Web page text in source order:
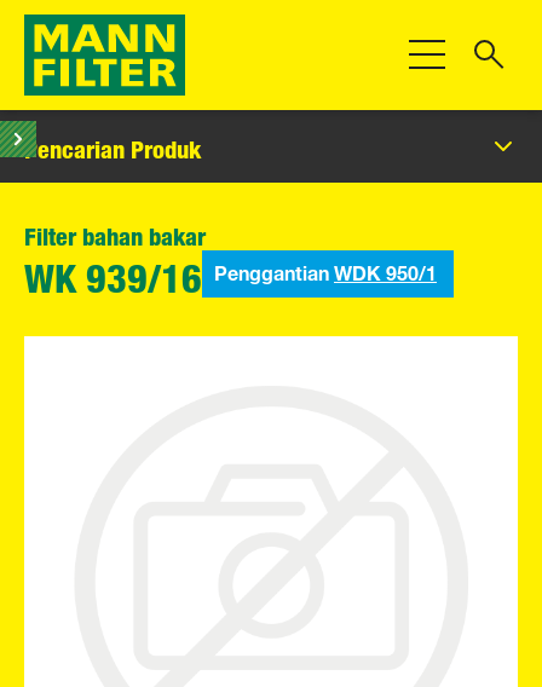
Beralih
Pencarian Produk
Filter bahan bakar
WK 939/16 PenggantianWDK 950/1